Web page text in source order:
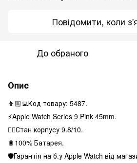
Повідомити, коли
До обраного
Опис
👨🏼‍💻Код товару: 5487.
⚡️Apple Watch Series 9 Pink 45mm.
👌🏻Стан корпусу 9.8/10.
🔋100% Батарея.
🛡Гарантія на б.у Apple Watch від